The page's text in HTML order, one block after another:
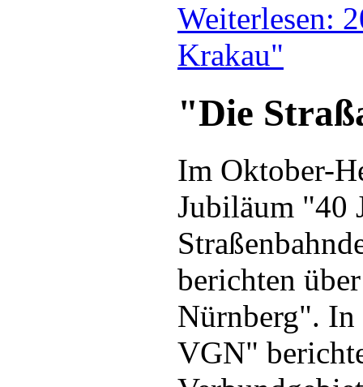
Weiterlesen:
Krakau"
"Die
Im Oktober-
Jubiläum "40
berichten
Nürnberg".
VGN"